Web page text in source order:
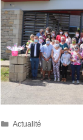
Catégories
Actualité